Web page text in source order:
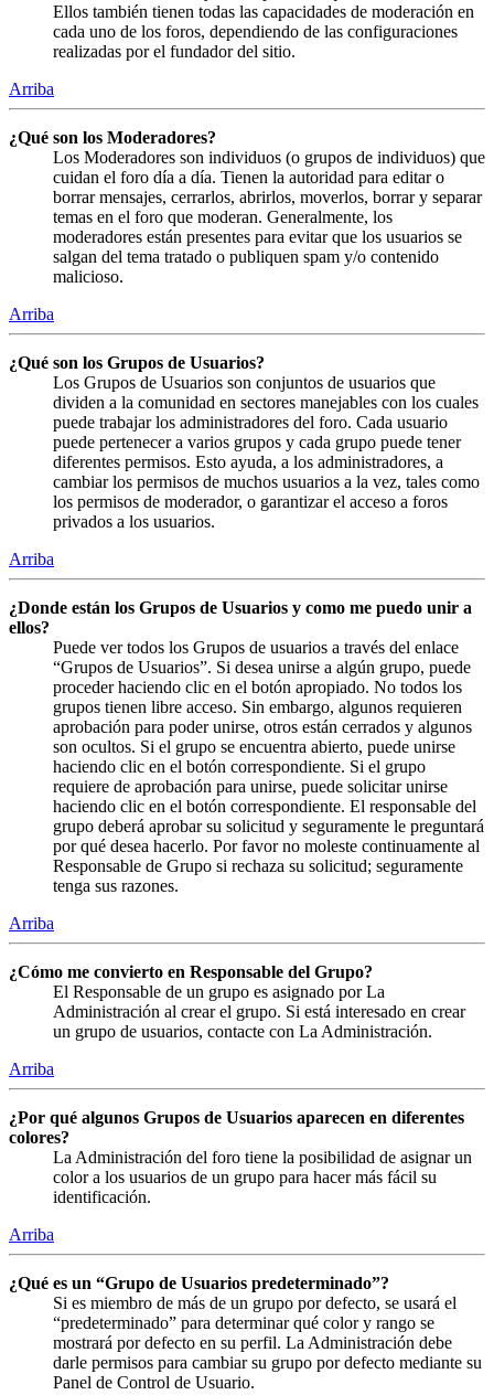
Ellos también tienen todas las capacidades de moderación en
cada uno de los foros, dependiendo de las configuraciones
realizadas por el fundador del sitio.
Arriba
¿Qué son los Moderadores?
Los Moderadores son individuos (o grupos de individuos) que
cuidan el foro día a día. Tienen la autoridad para editar o
borrar mensajes, cerrarlos, abrirlos, moverlos, borrar y separar
temas en el foro que moderan. Generalmente, los
moderadores están presentes para evitar que los usuarios se
salgan del tema tratado o publiquen spam y/o contenido
malicioso.
Arriba
¿Qué son los Grupos de Usuarios?
Los Grupos de Usuarios son conjuntos de usuarios que
dividen a la comunidad en sectores manejables con los cuales
puede trabajar los administradores del foro. Cada usuario
puede pertenecer a varios grupos y cada grupo puede tener
diferentes permisos. Esto ayuda, a los administradores, a
cambiar los permisos de muchos usuarios a la vez, tales como
los permisos de moderador, o garantizar el acceso a foros
privados a los usuarios.
Arriba
¿Donde están los Grupos de Usuarios y como me puedo unir a
ellos?
Puede ver todos los Grupos de usuarios a través del enlace
“Grupos de Usuarios”. Si desea unirse a algún grupo, puede
proceder haciendo clic en el botón apropiado. No todos los
grupos tienen libre acceso. Sin embargo, algunos requieren
aprobación para poder unirse, otros están cerrados y algunos
son ocultos. Si el grupo se encuentra abierto, puede unirse
haciendo clic en el botón correspondiente. Si el grupo
requiere de aprobación para unirse, puede solicitar unirse
haciendo clic en el botón correspondiente. El responsable del
grupo deberá aprobar su solicitud y seguramente le preguntará
por qué desea hacerlo. Por favor no moleste continuamente al
Responsable de Grupo si rechaza su solicitud; seguramente
tenga sus razones.
Arriba
¿Cómo me convierto en Responsable del Grupo?
El Responsable de un grupo es asignado por La
Administración al crear el grupo. Si está interesado en crear
un grupo de usuarios, contacte con La Administración.
Arriba
¿Por qué algunos Grupos de Usuarios aparecen en diferentes
colores?
La Administración del foro tiene la posibilidad de asignar un
color a los usuarios de un grupo para hacer más fácil su
identificación.
Arriba
¿Qué es un “Grupo de Usuarios predeterminado”?
Si es miembro de más de un grupo por defecto, se usará el
“predeterminado” para determinar qué color y rango se
mostrará por defecto en su perfil. La Administración debe
darle permisos para cambiar su grupo por defecto mediante su
Panel de Control de Usuario.